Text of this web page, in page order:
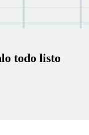
todo listo